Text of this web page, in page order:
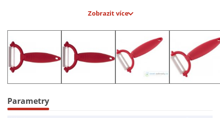
- Délka: 14 cm
- Materiál ostří: bílá keramika (oxid zirkoničitý)
- Délka ostří: 4 cm
- Tloušťka ostří: 0,8 mm
- Materiál rukojeti: plast (TPR)
Zobrazit více
Parametry